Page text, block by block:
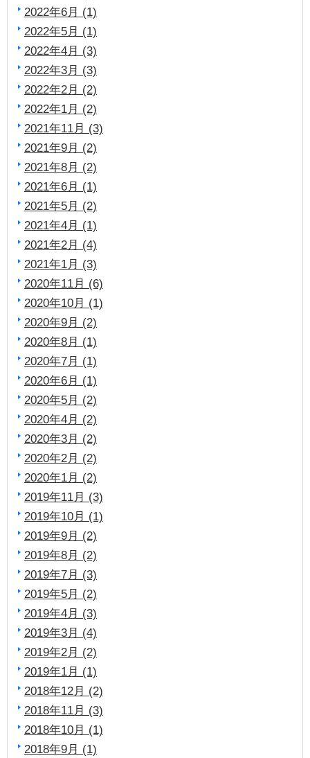
2022年6月 (1)
2022年5月 (1)
2022年4月 (3)
2022年3月 (3)
2022年2月 (2)
2022年1月 (2)
2021年11月 (3)
2021年9月 (2)
2021年8月 (2)
2021年6月 (1)
2021年5月 (2)
2021年4月 (1)
2021年2月 (4)
2021年1月 (3)
2020年11月 (6)
2020年10月 (1)
2020年9月 (2)
2020年8月 (1)
2020年7月 (1)
2020年6月 (1)
2020年5月 (2)
2020年4月 (2)
2020年3月 (2)
2020年2月 (2)
2020年1月 (2)
2019年11月 (3)
2019年10月 (1)
2019年9月 (2)
2019年8月 (2)
2019年7月 (3)
2019年5月 (2)
2019年4月 (3)
2019年3月 (4)
2019年2月 (2)
2019年1月 (1)
2018年12月 (2)
2018年11月 (3)
2018年10月 (1)
2018年9月 (1)